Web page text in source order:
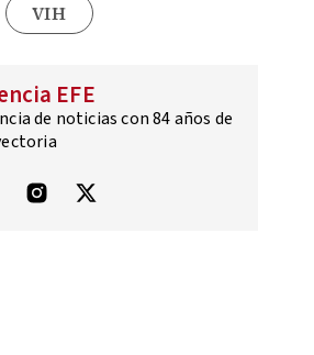
VIH
EFE
de noticias con 84 años de